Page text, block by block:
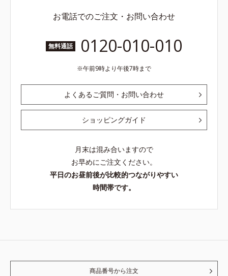
お電話でのご注文・お問い合わせ
無料通話 0120-010-010
午前9時より午後7時まで
よくあるご質問・お問い合わせ
ショッピングガイド
月末は混み合いますので
お早めにご注文ください。
平日のお昼前後が比較的つながりやすい
時間帯です。
商品番号から注文